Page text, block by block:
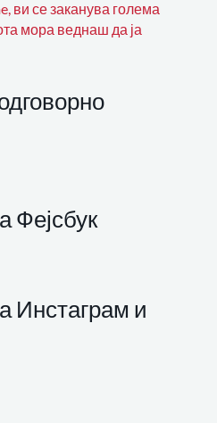
ви се заканува голема
мора веднаш да ја
Фејсбук
Инстаграм и